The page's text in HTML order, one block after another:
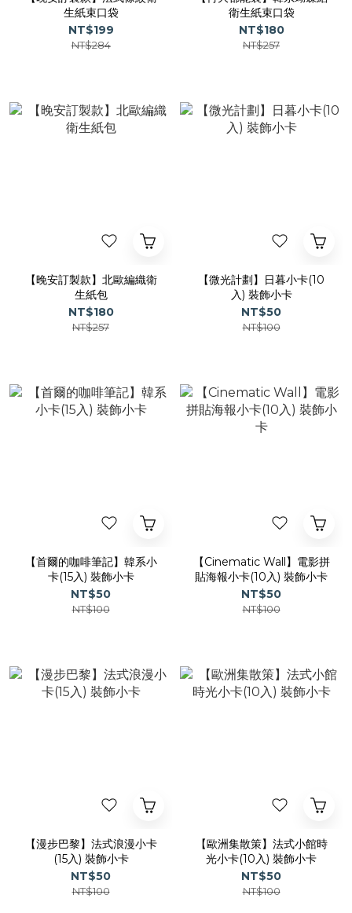
生紙束口袋
NT$199
NT$284
衛生紙束口袋
NT$180
NT$257
【晚安訂製款】北歐編織衛
生紙包
NT$180
NT$257
【微光計劃】日暮小卡(10
入) 裝飾小卡
NT$50
NT$100
【首爾的咖啡筆記】韓系小
卡(15入) 裝飾小卡
NT$50
NT$100
【Cinematic Wall】電影拼
貼海報小卡(10入) 裝飾小卡
NT$50
NT$100
【漫步巴黎】法式浪漫小卡
(15入) 裝飾小卡
NT$50
NT$100
【歐洲集散策】法式小館時
光小卡(10入) 裝飾小卡
NT$50
NT$100